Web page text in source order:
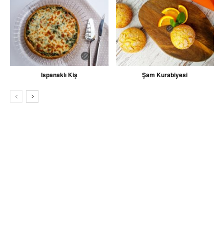
Ispanaklı Kiş Şam Kurabiyesi